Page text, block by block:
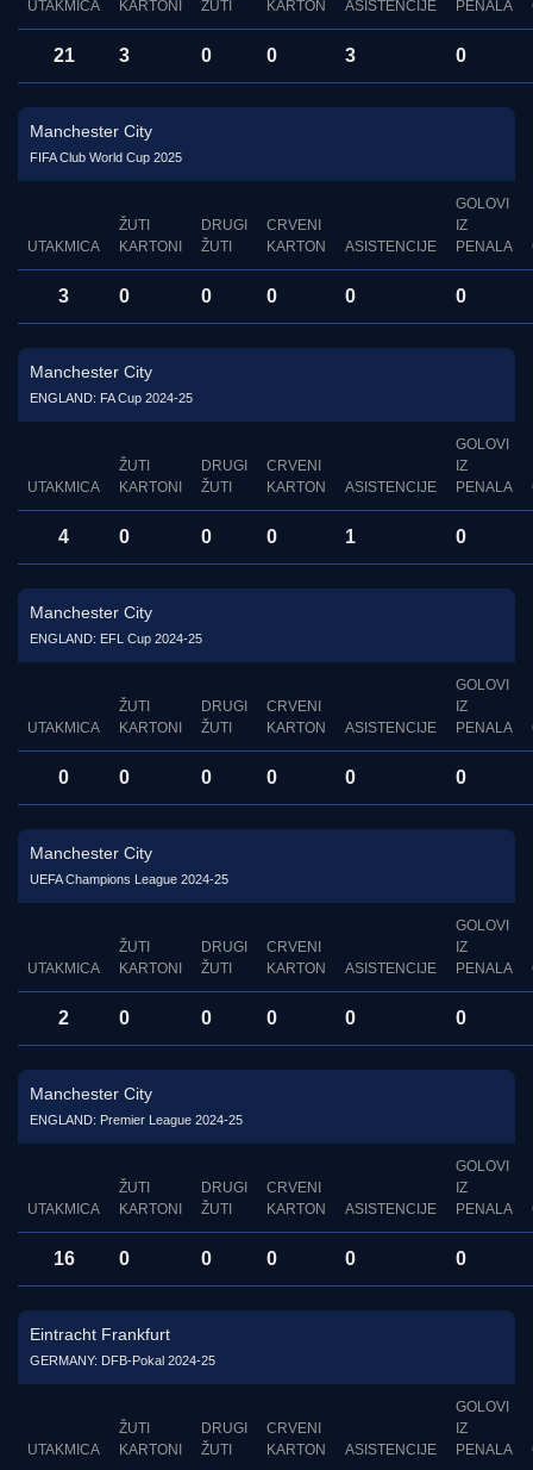
UTAKMICA
KARTONI
ŽUTI
KARTON
ASISTENCIJE
PENALA
21 3 0 0 3 0
Manchester City
FIFA Club World Cup 2025
UTAKMICA
ŽUTI
KARTONI
DRUGI
ŽUTI
CRVENI
KARTON
ASISTENCIJE
GOLOVI
IZ
PENALA
3 0 0 0 0 0
Manchester City
ENGLAND: FA Cup 2024-25
UTAKMICA
ŽUTI
KARTONI
DRUGI
ŽUTI
CRVENI
KARTON
ASISTENCIJE
GOLOVI
IZ
PENALA
4 0 0 0 1 0
Manchester City
ENGLAND: EFL Cup 2024-25
UTAKMICA
ŽUTI
KARTONI
DRUGI
ŽUTI
CRVENI
KARTON
ASISTENCIJE
GOLOVI
IZ
PENALA
0 0 0 0 0 0
Manchester City
UEFA Champions League 2024-25
UTAKMICA
ŽUTI
KARTONI
DRUGI
ŽUTI
CRVENI
KARTON
ASISTENCIJE
GOLOVI
IZ
PENALA
2 0 0 0 0 0
Manchester City
ENGLAND: Premier League 2024-25
UTAKMICA
ŽUTI
KARTONI
DRUGI
ŽUTI
CRVENI
KARTON
ASISTENCIJE
GOLOVI
IZ
PENALA
16 0 0 0 0 0
Eintracht Frankfurt
GERMANY: DFB-Pokal 2024-25
UTAKMICA
ŽUTI
KARTONI
DRUGI
ŽUTI
CRVENI
KARTON
ASISTENCIJE
GOLOVI
IZ
PENALA